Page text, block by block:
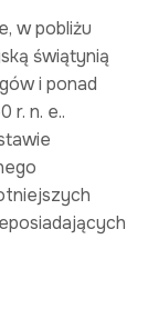
w pobliżu
świątynią
i ponad
r. n. e..